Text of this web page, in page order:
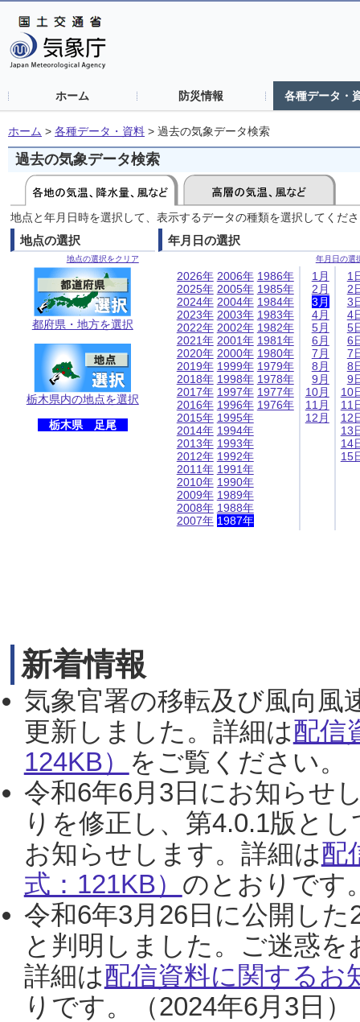
ホーム 防災情報 各種データ・
ホーム > 各種データ・資料 > 過去の気象データ検索
過去の気象データ検索
地点と年月日時を選択して、表示するデータの種類を選択してくだ
地点の選択
地点の選択をクリア
都府県・地方を選択
栃木県内の地点を選択
栃木県 足尾
年月日の選択
年月日の選
2026年
2025年
2024年
2023年
2022年
2021年
2020年
2019年
2018年
2017年
2016年
2015年
2014年
2013年
2012年
2011年
2010年
2009年
2008年
2007年
2006年
2005年
2004年
2003年
2002年
2001年
2000年
1999年
1998年
1997年
1996年
1995年
1994年
1993年
1992年
1991年
1990年
1989年
1988年
1987年
1986年
1985年
1984年
1983年
1982年
1981年
1980年
1979年
1978年
1977年
1976年
1月
2月
3月
4月
5月
6月
7月
8月
9月
10月
11月
12月
1
2
3
4
5
6
7
8
9
10
11
12
13
14
15
新着情報
気象官署の移転及び風向風
更新しました。詳細は配信
124KB） をご覧ください。
令和6年6月3日にお知らせ
りを修正し、第4.0.1版と
お知らせします。詳細は配
式：121KB） のとおりです
令和6年3月26日に公開し
と判明しました。ご迷惑
詳細は配信資料に関するお
りです。（2024年6月3日）